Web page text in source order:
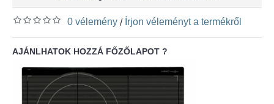
0 vélemény / Írjon véleményt a termékről
AJÁNLHATOK HOZZÁ FŐZŐLAPOT ?